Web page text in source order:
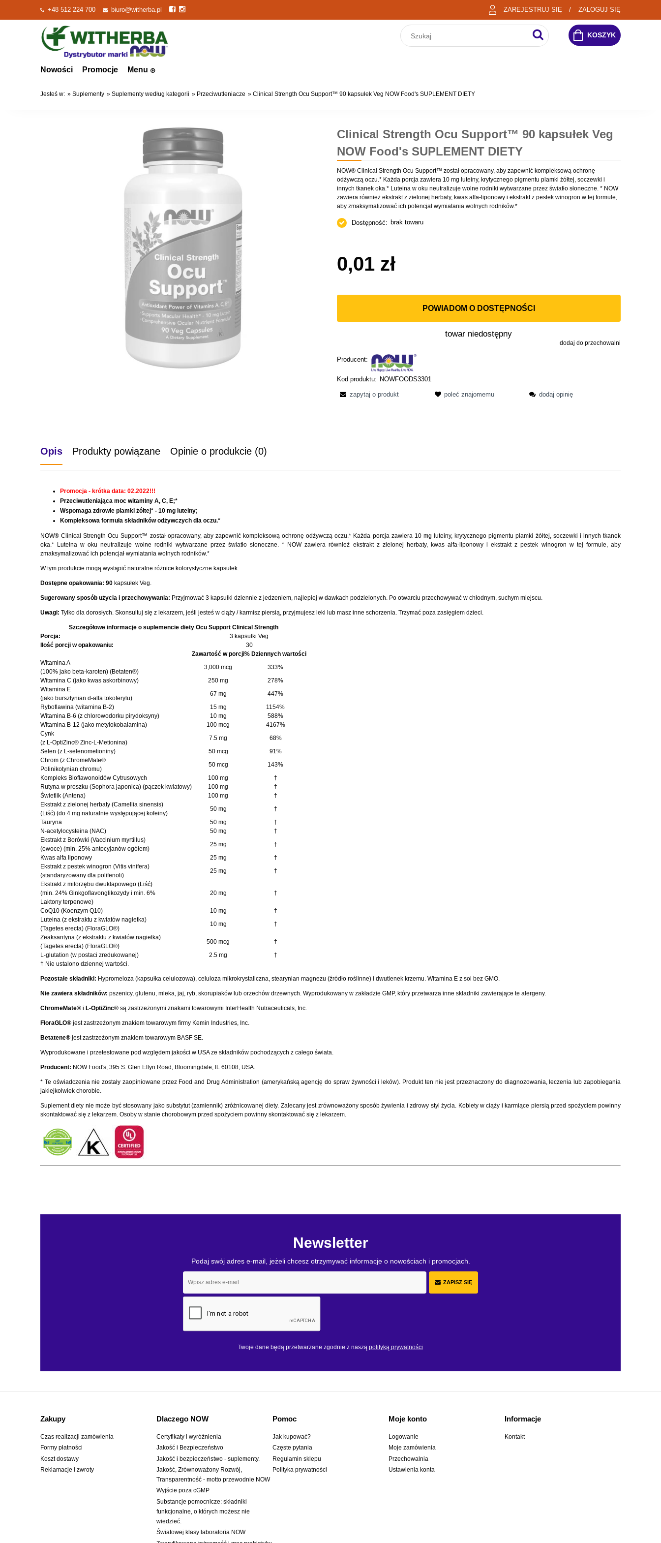
ZAREJESTRUJ SIĘ ZALOGUJ SIĘ
+48 512 224 700 biuro@witherba.pl
KOSZYK
Nowości Promocje Menu
Jesteś w: » Suplementy » Suplementy według kategorii » Przeciwutleniacze » Clinical Strength Ocu Support™ 90 kapsułek Veg NOW Food's SUPLEMENT DIETY
Clinical Strength Ocu Support™ 90 kapsułek Veg
NOW Food's SUPLEMENT DIETY
NOW® Clinical Strength Ocu Support™ został opracowany, aby zapewnić kompleksową ochronę
odżywczą oczu.* Każda porcja zawiera 10 mg luteiny, krytycznego pigmentu plamki żółtej, soczewki i
innych tkanek oka.* Luteina w oku neutralizuje wolne rodniki wytwarzane przez światło słoneczne. * NOW
zawiera również ekstrakt z zielonej herbaty, kwas alfa-liponowy i ekstrakt z pestek winogron w tej formule,
aby zmaksymalizować ich potencjał wymiatania wolnych rodników.*
Dostępność: brak towaru
0,01 zł
POWIADOM O DOSTĘPNOŚCI
towar niedostępny
dodaj do przechowalni
Producent:
Kod produktu: NOWFOODS3301
zapytaj o produkt poleć znajomemu dodaj opinię
Opis Produkty powiązane Opinie o produkcie (0)
Promocja - krótka data: 02.2022!!!
Przeciwutleniająca moc witaminy A, C, E;*
Wspomaga zdrowie plamki żółtej* - 10 mg luteiny;
Kompleksowa formuła składników odżywczych dla oczu.*
NOW® Clinical Strength Ocu Support™ został opracowany, aby zapewnić kompleksową ochronę odżywczą oczu.* Każda porcja zawiera 10 mg luteiny, krytycznego pigmentu plamki żółtej, soczewki i innych tkanek
oka.* Luteina w oku neutralizuje wolne rodniki wytwarzane przez światło słoneczne. * NOW zawiera również ekstrakt z zielonej herbaty, kwas alfa-liponowy i ekstrakt z pestek winogron w tej formule, aby
zmaksymalizować ich potencjał wymiatania wolnych rodników.*
W tym produkcie mogą wystąpić naturalne różnice kolorystyczne kapsułek.
Dostępne opakowania: 90 kapsułek Veg.
Sugerowany sposób użycia i przechowywania: Przyjmować 3 kapsułki dziennie z jedzeniem, najlepiej w dawkach podzielonych. Po otwarciu przechowywać w chłodnym, suchym miejscu.
Uwagi: Tylko dla dorosłych. Skonsultuj się z lekarzem, jeśli jesteś w ciąży / karmisz piersią, przyjmujesz leki lub masz inne schorzenia. Trzymać poza zasięgiem dzieci.
Szczegółowe informacje o suplemencie diety Ocu Support Clinical Strength
Porcja:
3 kapsułki Veg
Ilość porcji w opakowaniu:
30
Zawartość w porcji% Dziennych wartości
† Nie ustalono dziennej wartości.
Witamina A
(100% jako beta-karoten) (Betaten®)
3,000 mcg
333%
Witamina C (jako kwas askorbinowy)
250 mg
278%
Witamina E
(jako bursztynian d-alfa tokoferylu)
67 mg
447%
Ryboflawina (witamina B-2)
15 mg
1154%
Witamina B-6 (z chlorowodorku pirydoksyny)
10 mg
588%
Witamina B-12 (jako metylokobalamina)
100 mcg
4167%
Cynk
(z L-OptiZinc® Zinc-L-Metionina)
7.5 mg
68%
Selen (z L-selenometioniny)
50 mcg
91%
Chrom (z ChromeMate®
Polinikotynian chromu)
50 mcg
143%
Kompleks Bioflawonoidów Cytrusowych
100 mg
†
Rutyna w proszku (Sophora japonica) (pączek kwiatowy)
100 mg
†
Świetlik (Antena)
100 mg
†
Ekstrakt z zielonej herbaty (Camellia sinensis)
(Liść) (do 4 mg naturalnie występującej kofeiny)
50 mg
†
Tauryna
50 mg
†
N-acetylocysteina (NAC)
50 mg
†
Ekstrakt z Borówki (Vaccinium myrtillus)
(owoce) (min. 25% antocyjanów ogółem)
25 mg
†
Kwas alfa liponowy
25 mg
†
Ekstrakt z pestek winogron (Vitis vinifera)
(standaryzowany dla polifenoli)
25 mg
†
Ekstrakt z miłorzębu dwuklapowego (Liść)
(min. 24% Ginkgoflavonglikozydy i min. 6%
Laktony terpenowe)
20 mg †
CoQ10 (Koenzym Q10) 10 mg
†
Luteina (z ekstraktu z kwiatów nagietka)
(Tagetes erecta) (FloraGLO®)
10 mg
†
Zeaksantyna (z ekstraktu z kwiatów nagietka)
(Tagetes erecta) (FloraGLO®)
500 mcg
†
L-glutation (w postaci zredukowanej)
2.5 mg †
Pozostałe składniki: Hypromeloza (kapsułka celulozowa), celuloza mikrokrystaliczna, stearynian magnezu (źródło roślinne) i dwutlenek krzemu. Witamina E z soi bez GMO.
Nie zawiera składników: pszenicy, glutenu, mleka, jaj, ryb, skorupiaków lub orzechów drzewnych. Wyprodukowany w zakładzie GMP, który przetwarza inne składniki zawierające te alergeny.
ChromeMate® i L-OptiZinc® są zastrzeżonymi znakami towarowymi InterHealth Nutraceuticals, Inc.
FloraGLO® jest zastrzeżonym znakiem towarowym firmy Kemin Industries, Inc.
Betatene® jest zastrzeżonym znakiem towarowym BASF SE.
Wyprodukowane i przetestowane pod względem jakości w USA ze składników pochodzących z całego świata.
Producent: NOW Food's, 395 S. Glen Ellyn Road, Bloomingdale, IL 60108, USA.
* Te oświadczenia nie zostały zaopiniowane przez Food and Drug Administration (amerykańską agencję do spraw żywności i leków). Produkt ten nie jest przeznaczony do diagnozowania, leczenia lub zapobiegania
jakiejkolwiek chorobie.
Suplement diety nie może być stosowany jako substytut (zamiennik) zróżnicowanej diety. Zalecany jest zrównoważony sposób żywienia i zdrowy styl życia. Kobiety w ciąży i karmiące piersią przed spożyciem powinny
skontaktować się z lekarzem. Osoby w stanie chorobowym przed spożyciem powinny skontaktować się z lekarzem.
Newsletter
Podaj swój adres e-mail, jeżeli chcesz otrzymywać informacje o nowościach i promocjach.
ZAPISZ SIĘ
Twoje dane będą przetwarzane zgodnie z naszą polityką prywatności
Zakupy
Czas realizacji zamówienia
Formy płatności
Koszt dostawy
Reklamacje i zwroty
Dlaczego NOW
Certyfikaty i wyróżnienia
Jakość i Bezpieczeństwo
Jakość i bezpieczeństwo - suplementy.
Jakość, Zrównoważony Rozwój,
Transparentność - motto przewodnie NOW
Wyjście poza cGMP
Substancje pomocnicze: składniki
funkcjonalne, o których możesz nie
wiedzieć.
Światowej klasy laboratoria NOW
Pomoc
Jak kupować?
Częste pytania
Regulamin sklepu
Polityka prywatności
Moje konto
Logowanie
Moje zamówienia
Przechowalnia
Ustawienia konta
Informacje
Kontakt